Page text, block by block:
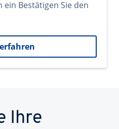
ein Bestätigen Sie den
Ihre